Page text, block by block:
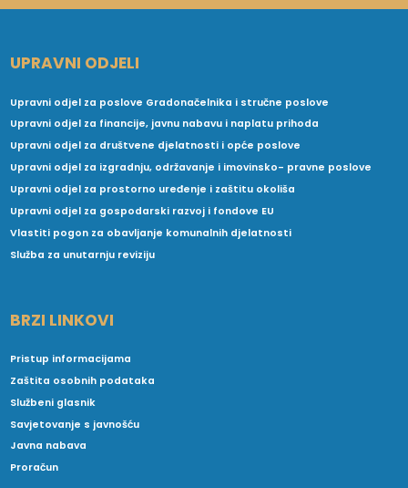
UPRAVNI ODJELI
Upravni odjel za poslove Gradonačelnika i stručne poslove
Upravni odjel za financije, javnu nabavu i naplatu prihoda
Upravni odjel za društvene djelatnosti i opće poslove
Upravni odjel za izgradnju, održavanje i imovinsko- pravne poslove
Upravni odjel za prostorno uređenje i zaštitu okoliša
Upravni odjel za gospodarski razvoj i fondove EU
Vlastiti pogon za obavljanje komunalnih djelatnosti
Služba za unutarnju reviziju
BRZI LINKOVI
Pristup informacijama
Zaštita osobnih podataka
Službeni glasnik
Savjetovanje s javnošću
Javna nabava
Proračun